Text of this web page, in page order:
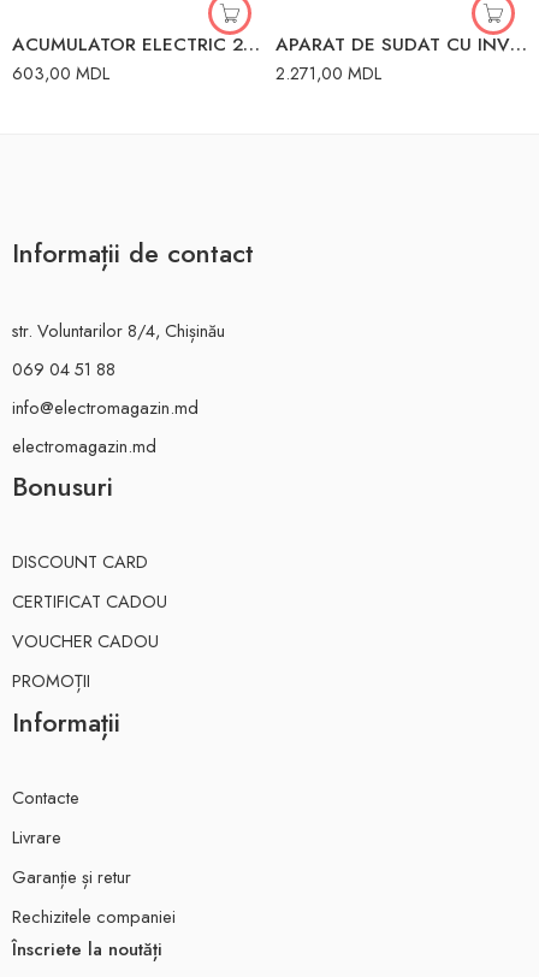
ACUMULATOR ELECTRIC 20V 4.0AH DYLLU
603,00 MDL
APARAT DE SUDAT CU INVERTOR 160TLUX 160A 220V 65/69 RESANTA
2.271,00 MDL
Informații de contact
str. Voluntarilor 8/4, Chișinău
069 04 51 88
info@electromagazin.md
electromagazin.md
Bonusuri
DISCOUNT CARD
CERTIFICAT CADOU
VOUCHER CADOU
PROMOȚII
Informații
Contacte
Livrare
Garanție și retur
Rechizitele companiei
Înscriete la noutăți